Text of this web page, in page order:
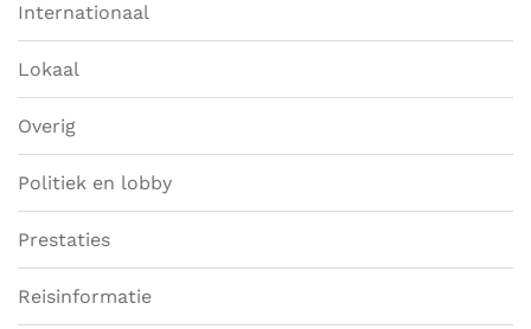
Internationaal
Lokaal
Overig
Politiek en lobby
Prestaties
Reisinformatie